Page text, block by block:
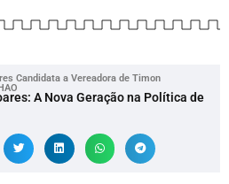
Candidata a Vereadora de Timon
A Nova Geração na Política de